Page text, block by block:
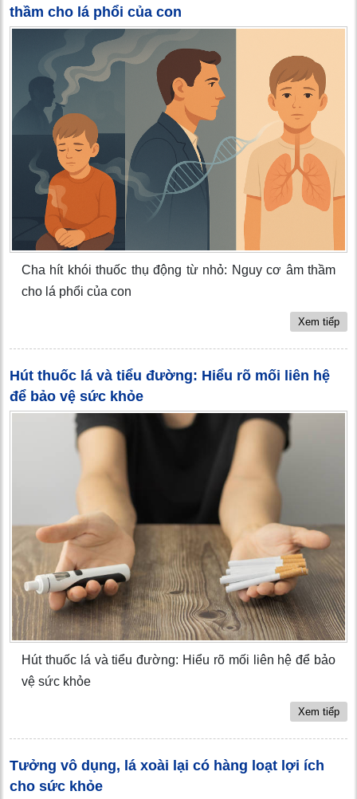
thầm cho lá phổi của con
Cha hít khói thuốc thụ động từ nhỏ: Nguy cơ âm thầm
cho lá phổi của con
Xem tiếp
Hút thuốc lá và tiểu đường: Hiểu rõ mối liên hệ
để bảo vệ sức khỏe
Hút thuốc lá và tiểu đường: Hiểu rõ mối liên hệ để bảo
vệ sức khỏe
Xem tiếp
Tưởng vô dụng, lá xoài lại có hàng loạt lợi ích
cho sức khỏe